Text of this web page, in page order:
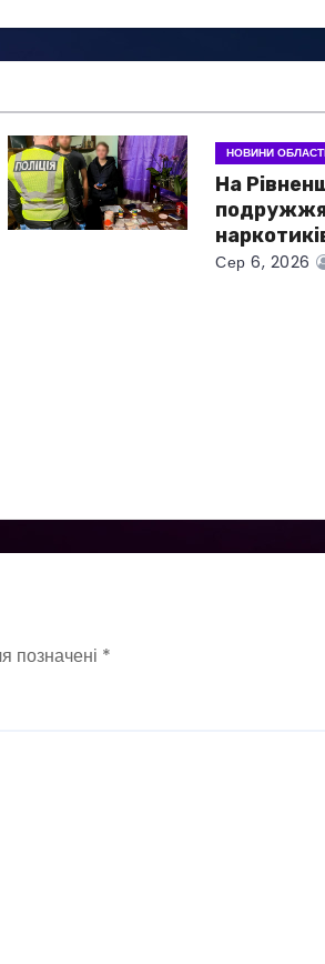
НОВИНИ
На
подружжя
Сер 6, 2026
позначені *